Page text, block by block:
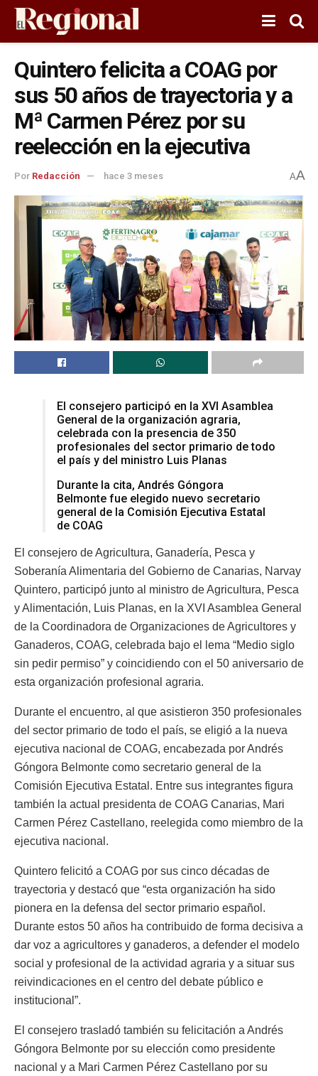
Quintero felicita a COAG por
sus 50 años de trayectoria y a
Mª Carmen Pérez por su
reelección en la ejecutiva
Por Redacción hace 3 meses AA
El consejero participó en la XVI Asamblea
General de la organización agraria,
celebrada con la presencia de 350
profesionales del sector primario de todo
el país y del ministro Luis Planas
Durante la cita, Andrés Góngora
Belmonte fue elegido nuevo secretario
general de la Comisión Ejecutiva Estatal
de COAG
El consejero de Agricultura, Ganadería, Pesca y
Soberanía Alimentaria del Gobierno de Canarias, Narvay
Quintero, participó junto al ministro de Agricultura, Pesca
y Alimentación, Luis Planas, en la XVI Asamblea General
de la Coordinadora de Organizaciones de Agricultores y
Ganaderos, COAG, celebrada bajo el lema “Medio siglo
sin pedir permiso” y coincidiendo con el 50 aniversario de
esta organización profesional agraria.
Durante el encuentro, al que asistieron 350 profesionales
del sector primario de todo el país, se eligió a la nueva
ejecutiva nacional de COAG, encabezada por Andrés
Góngora Belmonte como secretario general de la
Comisión Ejecutiva Estatal. Entre sus integrantes figura
también la actual presidenta de COAG Canarias, Mari
Carmen Pérez Castellano, reelegida como miembro de la
ejecutiva nacional.
Quintero felicitó a COAG por sus cinco décadas de
trayectoria y destacó que “esta organización ha sido
pionera en la defensa del sector primario español.
Durante estos 50 años ha contribuido de forma decisiva a
dar voz a agricultores y ganaderos, a defender el modelo
social y profesional de la actividad agraria y a situar sus
reivindicaciones en el centro del debate público e
institucional”.
El consejero trasladó también su felicitación a Andrés
Góngora Belmonte por su elección como presidente
nacional y a Mari Carmen Pérez Castellano por su